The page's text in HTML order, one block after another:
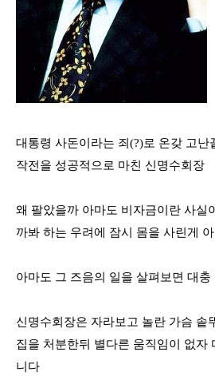
대통령 사돈이라는 죄 (?)로 온갖 고난
작전을 성공적으로 마친 신명수회장
왜 팔았을까 아마도 비자금이란 사실
까봐 하는 우려에 잠시 몸을 사린게
아마도 그 즈음의 일을 살펴보면 대충
신명수회장은 자라보고 놀란 가슴 솥
집을 처분한뒤 별다른 움직임이 없자
니다